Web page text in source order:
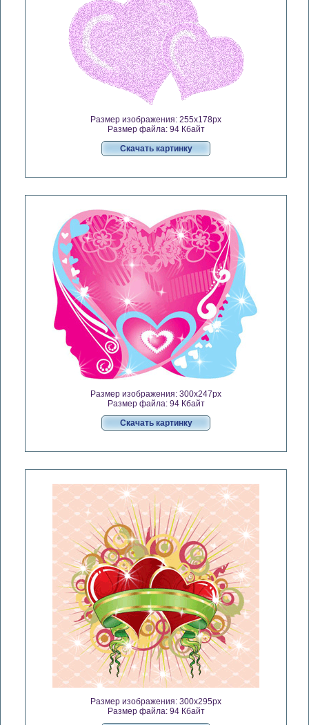
Размер изображения: 255x178px
Размер файла: 94 Кбайт
Скачать картинку
Размер изображения: 300x247px
Размер файла: 94 Кбайт
Скачать картинку
Размер изображения: 300x295px
Размер файла: 94 Кбайт